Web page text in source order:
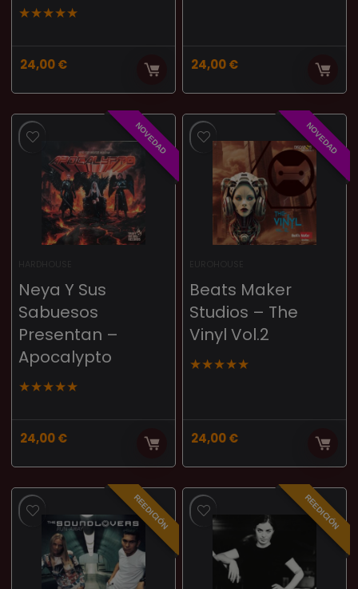
★★★★★
24,00€ 24,00€
NOVEDAD
Neya Y Sus
Sabuesos
Presentan –
Apocalypto
★★★★★
24,00€
NOVEDAD
Beats Maker
Studios – The
Vinyl Vol.2
★★★★★
24,00€
REEDICIÓN REEDICIÓN